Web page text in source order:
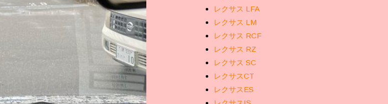
レクサス LFA
レクサス LM
レクサス RCF
レクサス RZ
レクサス SC
レクサスCT
レクサスES